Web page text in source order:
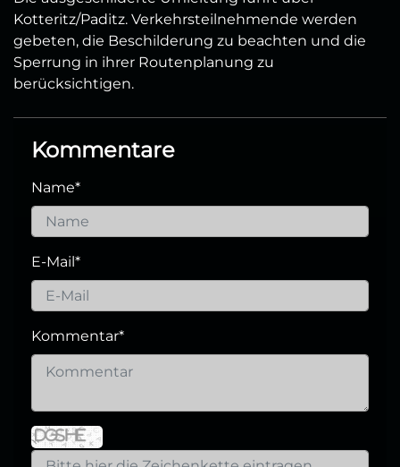
Kotteritz/Paditz. Verkehrsteilnehmende werden
gebeten, die Beschilderung zu beachten und die
Sperrung in ihrer Routenplanung zu
berücksichtigen.
Kommentare
Name*
E-Mail*
Kommentar*